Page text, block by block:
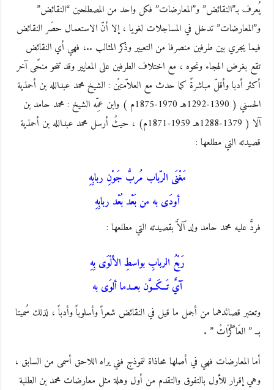
يُعرف بـ”النقائض” و”المعارضات” فكل واحد من المصطلحين “النقائض”
و”المعارضات” تدخل في المساجلات لغويا ، إلا أنّ الاستعمال حصَر النقائض
فيما يجري بين طرفين منصرفا من التعيير وذكر المثالب ..، فهي أي النقائض
تقع بغرض الهجاء ونحوه ، مع اختلاف الطرفين على المعايير وقد تنحو منحًى آخر
أكثر أدبا وأقلّ مباشرةً كما حدث مع العلاّمتيْن : الشيخ محمد عبدالله بن أحمذية
الحسني ( 1390-1292هـ 1970-1875م ) وابن عمِّه الشيخ : محمد حامد بن
آلا ( 1379-1288هـ 1959-1871م) ، حيثُ أرسل محمد عبدالله بن أحمذية
قصيدته التي مطلعها :
مَغْنَى الرّباب مُربُّ جَوْنِ ربابِهِ
أودَى به من بَعْد بُعْد ربابِهِ
فردَّ عليه محمد حامد ولد آَلاَّ بقصيدته التي مطلعها :
رَبْعُ الربابِ بواسطِ الألْوَى بِهِ
آيٌ تَـــكَــوَّن بعــدما ألوَى به
وتعتبر قصائدهما من أجمل ما قيل في النقائض شعراً وأسلوباً وأدباً ، لذلك سُميتا
بــ ” العَاگْرَاتْ ” .
أما المعارضات فهي في أصلها محاذاة لنموذج فني يراه اللاحق أسمى من السابق ،
وهي إقرار للأول بالتفوق والتقدم من أول وهلة مثل معارضات محمد بن الطلبة